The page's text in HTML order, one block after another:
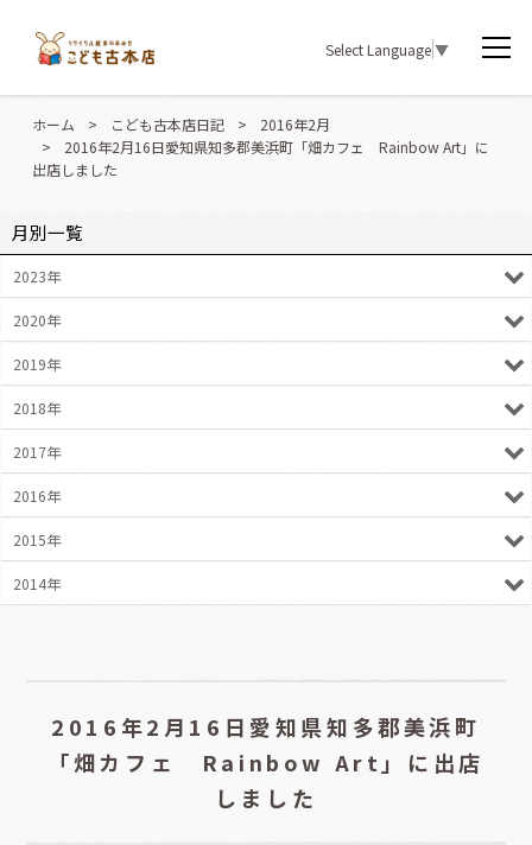
Select Language▼
ホーム > こども古本店日記 >
2016年2月
>
2016年2月16日愛知県知多郡美浜町「畑カフェ Rainbow Art」に
出店しました
2016年2月16日愛知県知多郡美浜町
「畑カフェ Rainbow Art」に出店
しました
月別一覧
2023年
2020年
2019年
2018年
2017年
2016年
2015年
2014年